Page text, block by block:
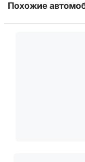
Похожие